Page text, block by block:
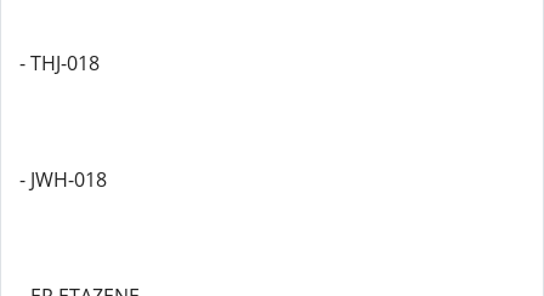
- THJ-018
- JWH-018